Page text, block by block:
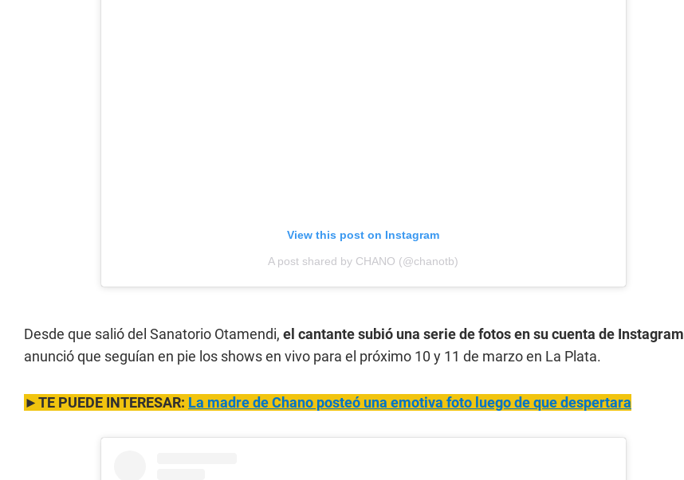
View this post on Instagram
A post shared by CHANO (@chanotb)
Desde que salió del Sanatorio Otamendi, el cantante subió una serie de fotos en su cuenta de Instagram
anunció que seguían en pie los shows en vivo para el próximo 10 y 11 de marzo en La Plata.
►TE PUEDE INTERESAR: La madre de Chano posteó una emotiva foto luego de que despertara